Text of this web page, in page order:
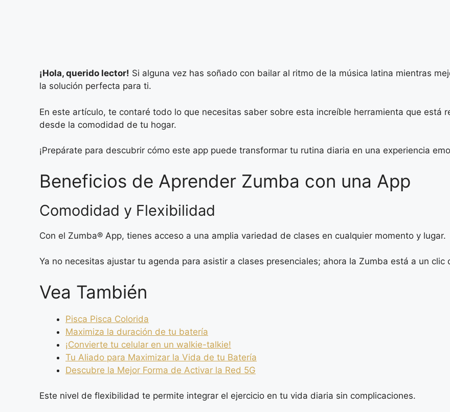
¡Hola, querido lector! Si alguna vez has soñado con bailar al ritmo de la música latina mientras
la solución perfecta para ti.
En este artículo, te contaré todo lo que necesitas saber sobre esta increíble herramienta que está
desde la comodidad de tu hogar.
¡Prepárate para descubrir cómo este app puede transformar tu rutina diaria en una experiencia
Beneficios de Aprender Zumba con una App
Comodidad y Flexibilidad
Con el Zumba® App, tienes acceso a una amplia variedad de clases en cualquier momento y lugar.
Ya no necesitas ajustar tu agenda para asistir a clases presenciales; ahora la Zumba está a un clic
Vea También
Pisca Pisca Colorida
Maximiza la duración de tu batería
¡Convierte tu celular en un walkie-talkie!
Tu Aliado para Maximizar la Vida de tu Batería
Descubre la Mejor Forma de Activar la Red 5G
Este nivel de flexibilidad te permite integrar el ejercicio en tu vida diaria sin complicaciones.